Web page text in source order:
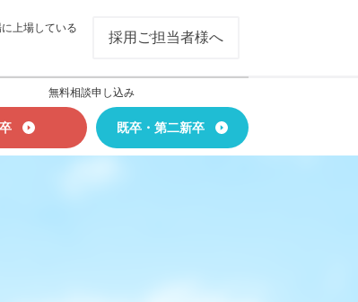
上場している
採用ご担当者様へ
無料相談申し込み
既卒・第二新卒